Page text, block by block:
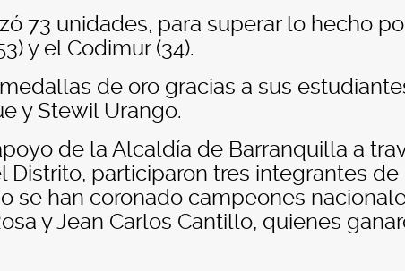
73 unidades, para superar lo hecho
y el Codimur (34).
de oro gracias a sus
y Stewil Urango.
de la Alcaldía de Barranquilla a
Distrito, participaron tres integrantes de
se han coronado campeones
y Jean Carlos Cantillo, quienes